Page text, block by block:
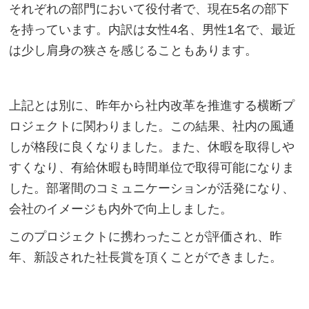
それぞれの部門において役付者で、現在5名の部下
を持っています。内訳は女性4名、男性1名で、最近
は少し肩身の狭さを感じることもあります。
上記とは別に、昨年から社内改革を推進する横断プ
ロジェクトに関わりました。この結果、社内の風通
しが格段に良くなりました。また、休暇を取得しや
すくなり、有給休暇も時間単位で取得可能になりま
した。部署間のコミュニケーションが活発になり、
会社のイメージも内外で向上しました。
このプロジェクトに携わったことが評価され、昨
年、新設された社長賞を頂くことができました。